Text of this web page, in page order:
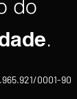
do
.
0001-90